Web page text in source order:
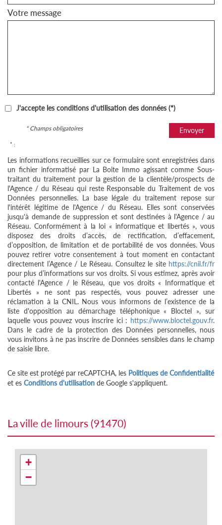
Votre message
J'accepte les conditions d'utilisation des données (*)
Envoyer
* Champs obligatoires
* :
Les informations recueillies sur ce formulaire sont enregistrées dans
un fichier informatisé par La Boite Immo agissant comme Sous-
traitant du traitement pour la gestion de la clientèle/prospects de
l'Agence / du Réseau qui reste Responsable du Traitement de vos
Données personnelles. La base légale du traitement repose sur
l'intérêt légitime de l'Agence / du Réseau. Elles sont conservées
jusqu'à demande de suppression et sont destinées à l'Agence / au
Réseau. Conformément à la loi « informatique et libertés », vous
disposez des droits d’accès, de rectification, d’effacement,
d’opposition, de limitation et de portabilité de vos données. Vous
pouvez retirer votre consentement à tout moment en contactant
directement l’Agence / Le Réseau. Consultez le site https://cnil.fr/fr
pour plus d’informations sur vos droits. Si vous estimez, après avoir
contacté l'Agence / le Réseau, que vos droits « Informatique et
Libertés » ne sont pas respectés, vous pouvez adresser une
réclamation à la CNIL. Nous vous informons de l’existence de la
liste d'opposition au démarchage téléphonique « Bloctel », sur
laquelle vous pouvez vous inscrire ici : https://www.bloctel.gouv.fr.
Dans le cadre de la protection des Données personnelles, nous
vous invitons à ne pas inscrire de Données sensibles dans le champ
de saisie libre.
Ce site est protégé par reCAPTCHA, les Politiques de Confidentialité
et es Conditions d'utilisation de Google s'appliquent.
la ville de limours (91470)
+
−